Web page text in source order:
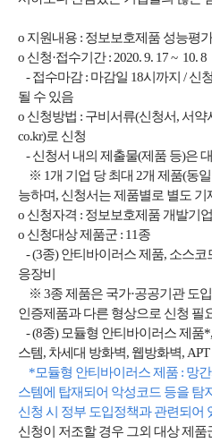
o 지원내용 : 정보보호제품 성능평
o 신청·접수기간 : 2020. 9. 17 ~ 10. 8
- 접수마감 : 마감일 18시까지 / 신
될 수 있음
o 신청방법 : 구비서류(신청서, 서약
co.kr)로 신청
- 신청서 내의 제출물(제품 등)은
※ 1개 기업 당 최대 2개 제품(동
능하며, 신청서는 제품별로 별도 기
o 신청자격 : 정보보호제품 개발기업
o 신청대상 제품군 : 11종
- (3종) 안티바이러스 제품, 소스코
응장비
※ 3종 제품은 국가·공공기관 도
인증제품과 다른 형상으로 신청 필
- (8종) 모듈형 안티바이러스 제품
스템, 차세대 방화벽, 웹방화벽, APT
*모듈형 안티바이러스 제품 : 망
스템에 탑재되어 악성코드 등을 탐
신청 시 정부 도입정책과 관련되어
신청이 저조할 경우 그외 대상 제